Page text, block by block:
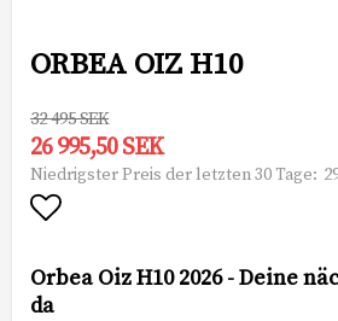
ORBEA OIZ H10
32 495 SEK
26 995,50 SEK
Niedrigster Preis der letzten 30 Tage
Orbea Oiz H10 2026 - Deine
da